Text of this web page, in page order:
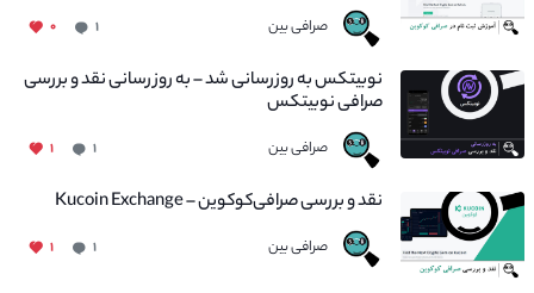
صرافی بین ۱ ۰
نوبیتکس به روزرسانی شد – به روز رسانی نقد و بررسی
صرافی نوبیتکس
صرافی بین ۱ ۱
نقد و بررسی صرافی‌کوکوین – Kucoin Exchange
صرافی بین ۱ ۱